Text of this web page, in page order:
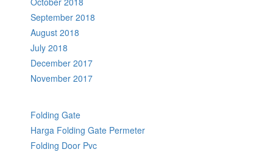
September 2018
August 2018
July 2018
December 2017
November 2017
Folding Gate
Harga Folding Gate Permeter
Folding Door Pvc